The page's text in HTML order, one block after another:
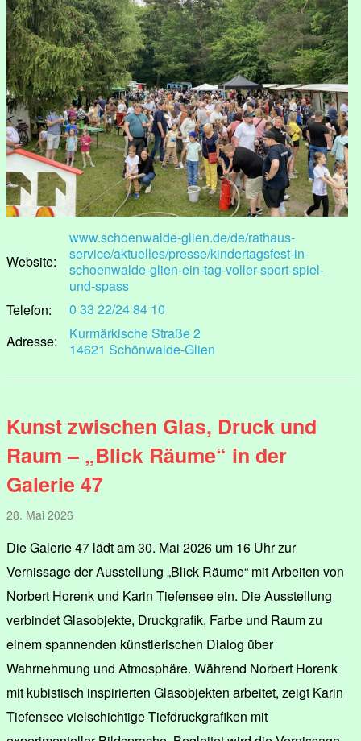
Website:
www.schoenwalde-glien.de/de/rathaus-
service/aktuelles/presse/kindertagsfest-in-
schoenwalde-glien-ein-tag-voller-sport-spiel-
und-spass
Telefon:
0 33 22/24 84 10
Adresse:
Kurmärkische Straße 2
14621 Schönwalde-Glien
Kunst zwischen Glas, Druck und
Raum – „Blick Räume“ in der
Galerie 47
28. Mai 2026
Die Galerie 47 lädt am 30. Mai 2026 um 16 Uhr zur
Vernissage der Ausstellung „Blick Räume“ mit Arbeiten von
Norbert Horenk und Karin Tiefensee ein. Die Ausstellung
verbindet Glasobjekte, Druckgrafik, Farbe und Raum zu
einem spannenden künstlerischen Dialog über
Wahrnehmung und Atmosphäre. Während Norbert Horenk
mit kubistisch inspirierten Glasobjekten arbeitet, zeigt Karin
Tiefensee vielschichtige Tiefdruckgrafiken mit